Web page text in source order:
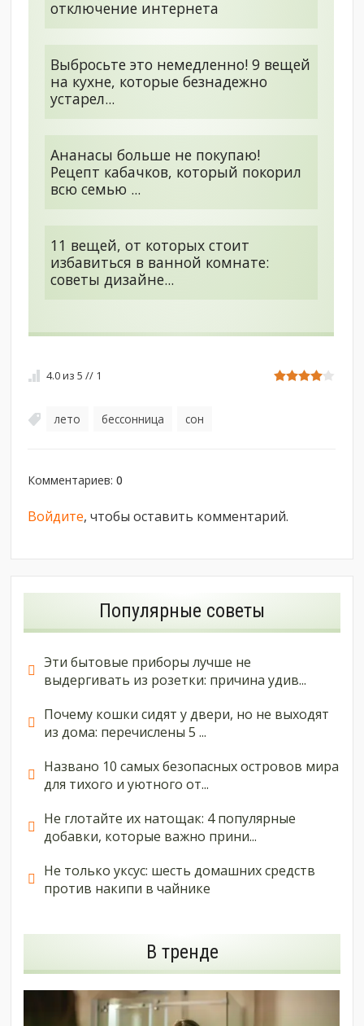
отключение интернета
Выбросьте это немедленно! 9 вещей
на кухне, которые безнадежно
устарел...
Ананасы больше не покупаю!
Рецепт кабачков, который покорил
всю семью ...
11 вещей, от которых стоит
избавиться в ванной комнате:
советы дизайне...
4.0из5 // 1
лето бессонница сон
Комментариев:0
Войдите, чтобы оставить комментарий.
Популярные советы
Эти бытовые приборы лучше не
выдергивать из розетки: причина удив...
Почему кошки сидят у двери, но не выходят
из дома: перечислены 5 ...
Названо 10 самых безопасных островов мира
для тихого и уютного от...
Не глотайте их натощак: 4 популярные
добавки, которые важно прини...
Не только уксус: шесть домашних средств
против накипи в чайнике
В тренде